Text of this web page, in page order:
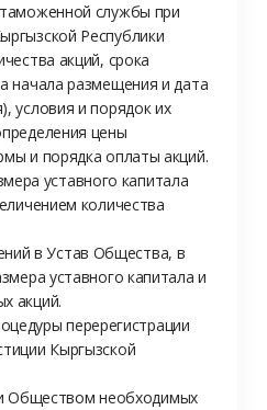
службы при
Республики
акций, срока
начала размещения и дата
условия и порядок их
цены
и порядка оплаты акций.
количества
уставного капитала и
акций.
Кыргызской